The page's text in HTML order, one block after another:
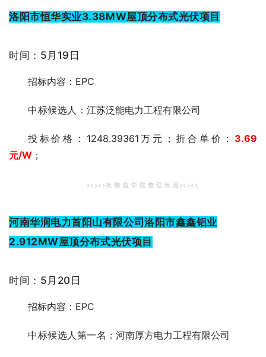
洛阳市恒华实业3.38MW屋顶分布式光伏项目
时间：5月19日
招标内容：EPC
中标候选人 ：江苏泛能电力工程有限公司
投标价格：1248.39361万元；折合单价： 3.69
元/W ；
>>>>>坎 德 拉 学 院 整 理 出 品<<<<<
河南华润电力首阳山有限公司洛阳市鑫鑫铝业
2.912MW屋顶分布式光伏项目
时间：5月20日
招标内容：EPC
中标候选人第一名：河南厚方电力工程有限公司